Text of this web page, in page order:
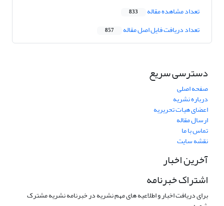
تعداد مشاهده مقاله 833
تعداد دریافت فایل اصل مقاله 857
دسترسی سریع
صفحه اصلی
درباره نشریه
اعضای هیات تحریریه
ارسال مقاله
تماس با ما
نقشه سایت
آخرین اخبار
اشتراک خبرنامه
برای دریافت اخبار و اطلاعیه های مهم نشریه در خبرنامه نشریه مشترک